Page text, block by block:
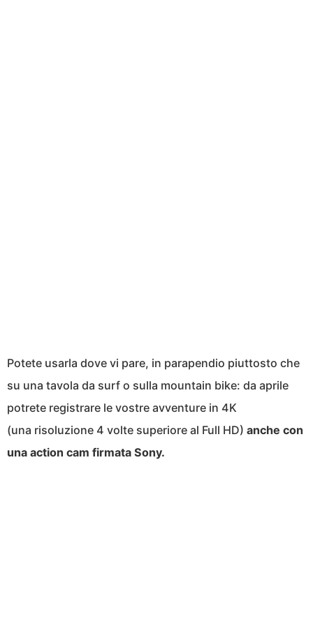
Potete usarla dove vi pare, in parapendio piuttosto che
su una tavola da surf o sulla mountain bike: da aprile
potrete registrare le vostre avventure in 4K
(una risoluzione 4 volte superiore al Full HD) anche con
una action cam firmata Sony.